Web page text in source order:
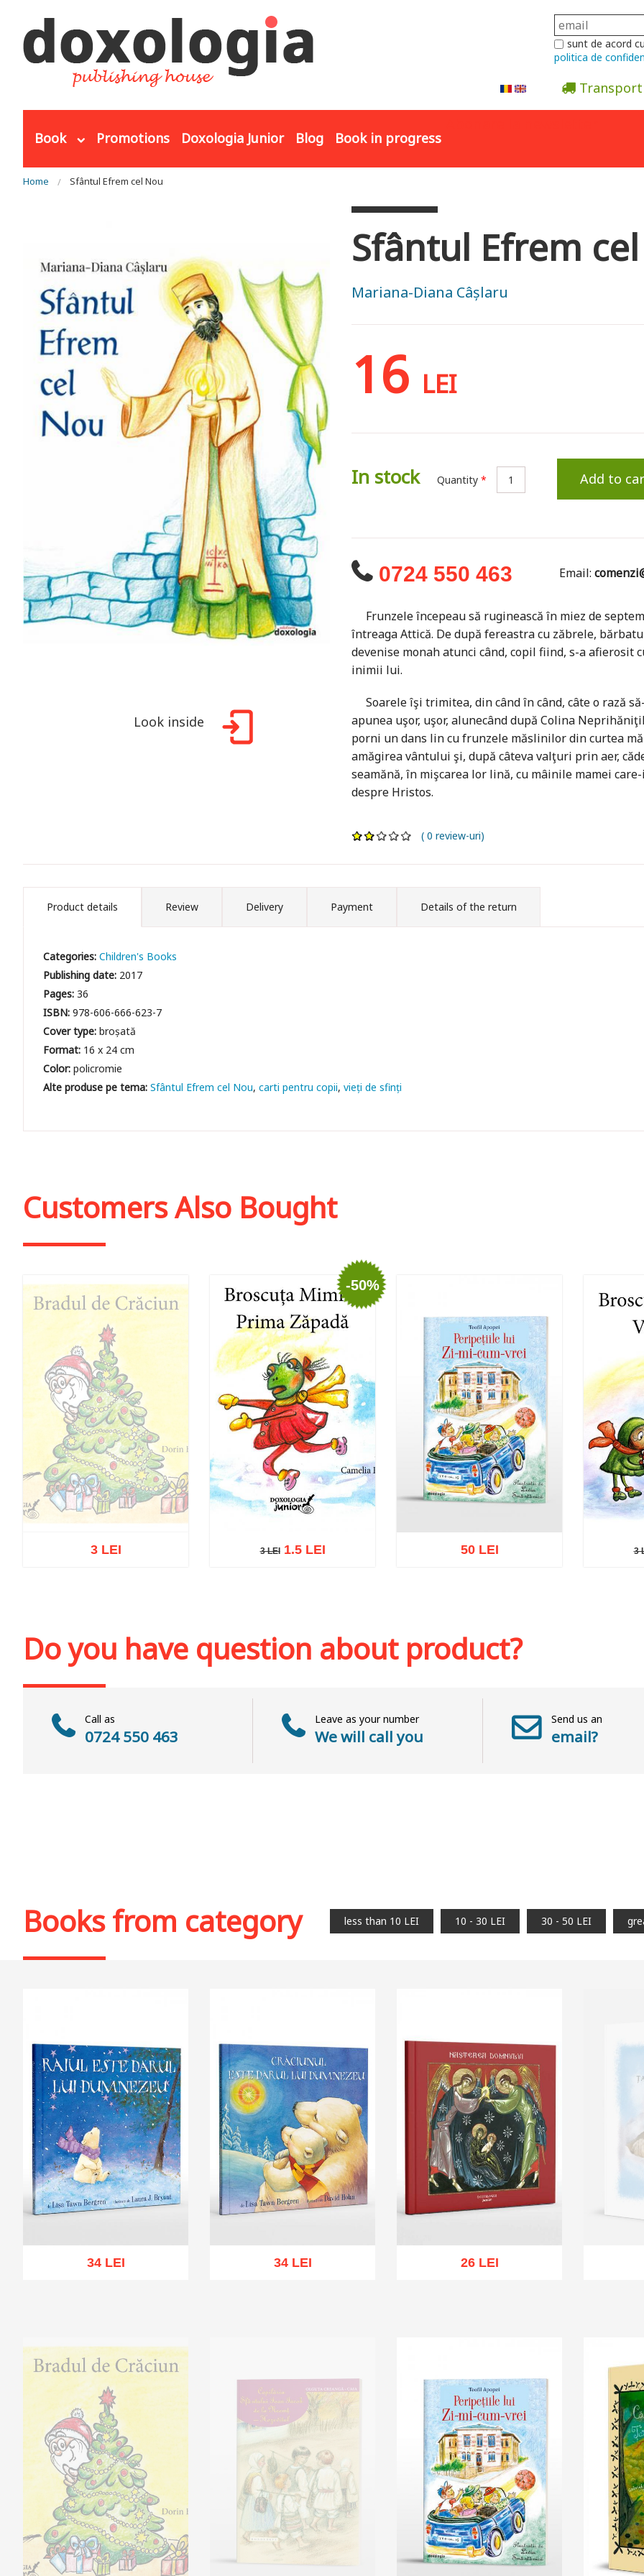
sunt de acord
politica de
Book Promotions Doxologia Junior Blog Book in progress
You are here
Home Sfântul Efrem cel Nou
Look inside
Sfântul Efrem
Mariana-Diana Câșlaru
16 LEI
In stock Quantity * Add to
0724 550 463 Email:
Frunzele începeau să ruginească în miez de
întreaga Attică. De după fereastra cu zăbrele,
devenise monah atunci când, copil fiind, s-a afierosit
inimii lui.
Soarele îşi trimitea, din când în când, câte o rază
apunea uşor, uşor, alunecând după Colina
porni un dans lin cu frunzele măslinilor din curtea
amăgirea vântului şi, după câteva valţuri prin aer,
seamănă, în mişcarea lor lină, cu mâinile mamei
despre Hristos.
( 0 review-uri)
Product details Review Delivery Payment Details of the return
Categories:Children's Books
Publishing date: 2017
Pages:36
ISBN:978-606-666-623-7
Cover type:broșată
Format: 16 x 24 cm
Color:policromie
Sfântul Efrem cel Nou carti pentru copii vieți de sfinți
Customers Also Bought
3 LEI
-50%
3 LEI1.5 LEI 50 LEI 3
Do you have question about product?
Call as
0724 550 463
Leave as your number
We will call you
Send us an
email?
Books from category less than 10 LEI 10 - 30 LEI 30 - 50 LEI
34 LEI 34 LEI 26 LEI